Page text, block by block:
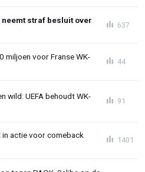
straf besluit over
637
miljoen voor Franse WK-
44
wild: UEFA behoudt WK-
91
actie voor comeback
1401